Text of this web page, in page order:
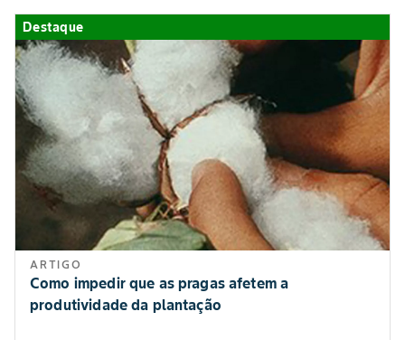
Destaque
ARTIGO
Como impedir que as pragas afetem a
produtividade da plantação